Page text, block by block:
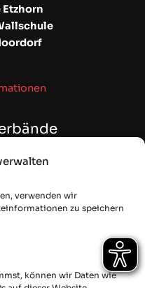
verwenden wir
zu speichern
können wir Daten wie
Club e.V.
Shop
& Cloud
by